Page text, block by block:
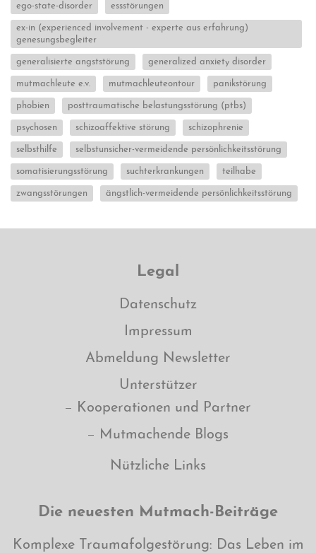
ego-state-disorder essstörungen
ex-in (experienced involvement - experte aus erfahrung)
genesungsbegleiter
generalisierte angststörung generalized anxiety disorder
mutmachleute e.v. mutmachleuteontour panikstörung
phobien posttraumatische belastungsstörung (ptbs)
psychosen schizoaffektive störung schizophrenie
selbsthilfe selbstunsicher-vermeidende persönlichkeitsstörung
somatisierungsstörung suchterkrankungen teilhabe
zwangsstörungen ängstlich-vermeidende persönlichkeitsstörung
Legal
Datenschutz
Impressum
Abmeldung Newsletter
Unterstützer
Kooperationen und Partner
Mutmachende Blogs
Nützliche Links
Die neuesten Mutmach-Beiträge
Komplexe Traumafolgestörung: Das Leben im